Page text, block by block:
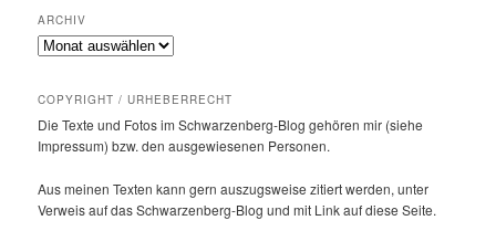
ARCHIV
Archiv
COPYRIGHT / URHEBERRECHT
Die Texte und Fotos im Schwarzenberg-Blog gehören mir (siehe
Impressum) bzw. den ausge­wie­senen Personen.
Aus meinen Texten kann gern auszugs­weise zitiert werden, unter
Verweis auf das Schwarzenberg-Blog und mit Link auf diese Seite.